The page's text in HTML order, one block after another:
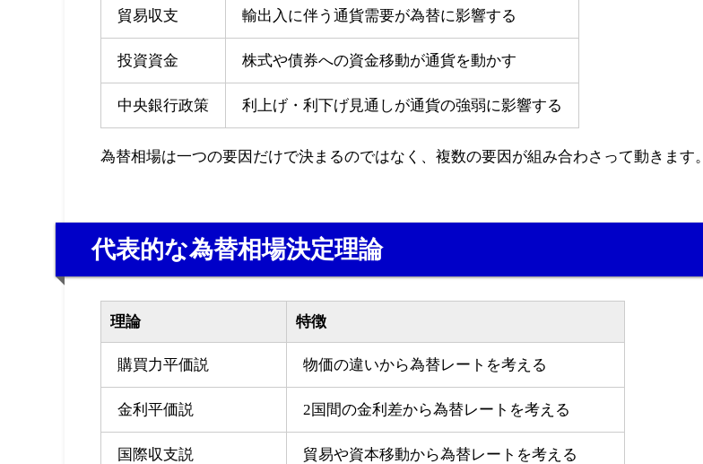
貿易収支 輸出入に伴う通貨需要が為替に影響する
投資資金 株式や債券への資金移動が通貨を動かす
中央銀行政策 利上げ・利下げ見通しが通貨の強弱に影響する
為替相場は一つの要因だけで決まるのではなく、複数の要因が組み合わさって動きます。
代表的な為替相場決定理論
理論 特徴
購買力平価説 物価の違いから為替レートを考える
金利平価説 2国間の金利差から為替レートを考える
国際収支説 貿易や資本移動から為替レートを考える